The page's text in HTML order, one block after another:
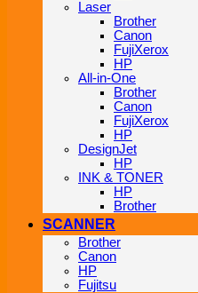
Laser
Brother
Canon
FujiXerox
HP
All-in-One
Brother
Canon
FujiXerox
HP
DesignJet
HP
INK & TONER
HP
Brother
SCANNER
Brother
Canon
HP
Fujitsu